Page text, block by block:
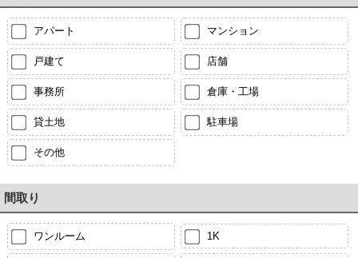
アパート マンション
戸建て 店舗
事務所 倉庫・工場
貸土地 駐車場
その他
間取り
ワンルーム 1K